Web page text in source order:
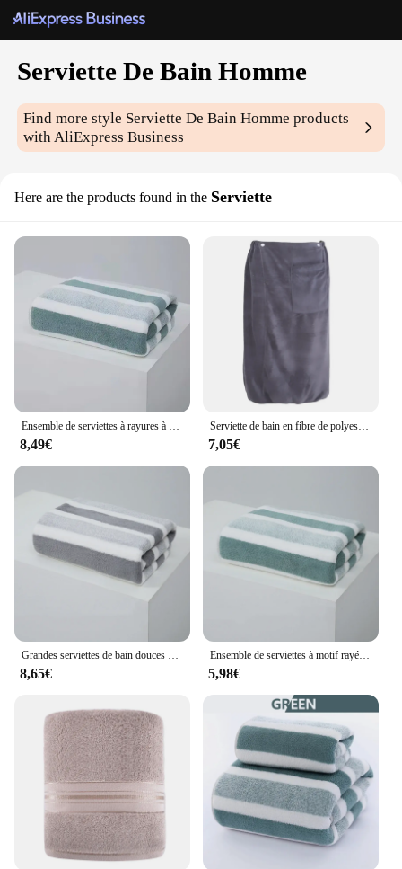
Serviette De Bain Homme
Find more style Serviette De Bain Homme products
with AliExpress Business
Here are the products found in the Serviette
Ensemble de serviettes à rayures à séchage rapide, serviette de bain ou serviette à main HOExperience douce et absorbante
8,49€
Serviette de bain en fibre de polyester avec poche pour homme, serviette de bain portable, serviette de plage douce, accessoires HOHome, nouvelle mode
7,05€
Grandes serviettes de bain douces et confortables pour la maison, absorbantes et confortables, serviettes d'emballage pour couple, hommes et femmes, nouveau
8,65€
Ensemble de serviettes à motif rayé, serviettes de bain douces, séchage rapide, absorbantes
5,98€